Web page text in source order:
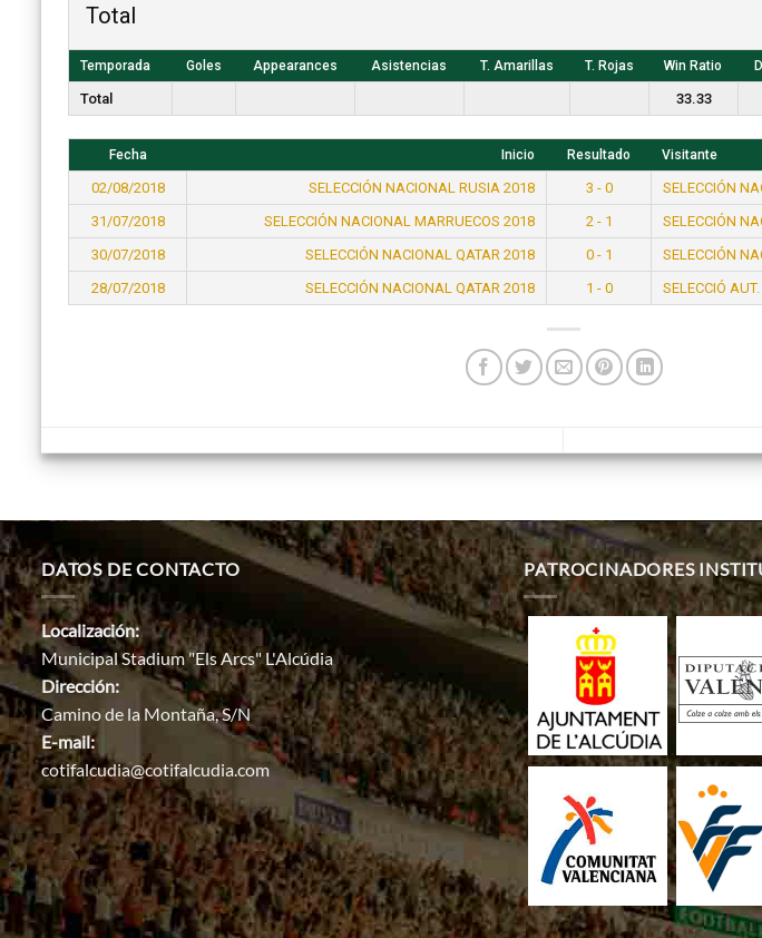
Total
Temporada Goles Appearances Asistencias T. Amarillas T. Rojas Win Ratio
Total 33.33
Fecha Inicio Resultado Visitante
02/08/2018 SELECCIÓN NACIONAL RUSIA 2018 3 - 0 SELECCIÓN
31/07/2018
SELECCIÓN NACIONAL MARRUECOS 2018 2 - 1 SELECCIÓN
30/07/2018
SELECCIÓN NACIONAL QATAR 2018 0 - 1 SELECCIÓN
28/07/2018
SELECCIÓN NACIONAL QATAR 2018 1 - 0 SELECCIÓ
DATOS DE CONTACTO
Localización:
Municipal Stadium "Els Arcs" L'Alcúdia
Dirección:
Camino de la Montaña, S/N
E-mail:
cotifalcudia@cotifalcudia.com
PATROCINADORES